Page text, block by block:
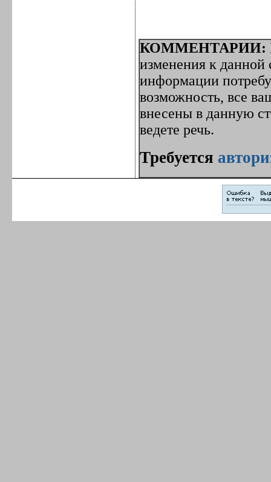
КОММЕНТАРИИ:
изменения к данной
информации
возможность, все
внесены в данную
ведете речь.
Требуется